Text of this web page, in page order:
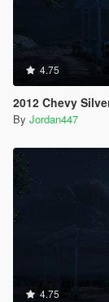
4.75
2012 Chevy
By Jordan447
4.75